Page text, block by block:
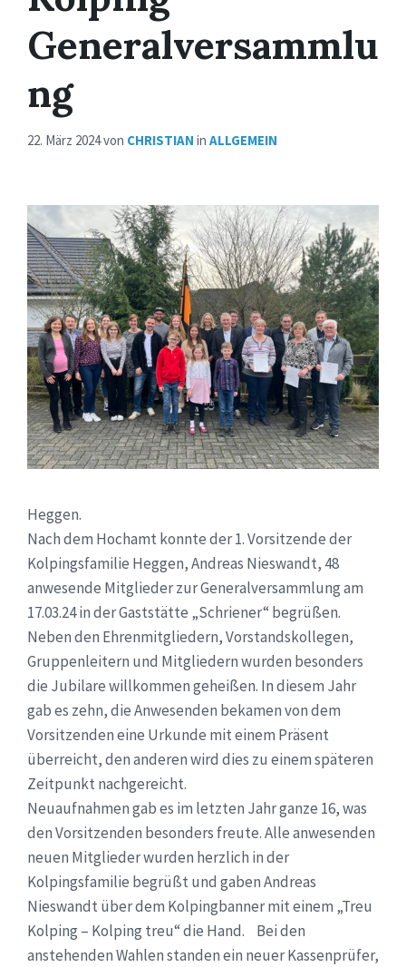
Generalversammlu
ng
22. März 2024von CHRISTIAN in ALLGEMEIN
Heggen.
Nach dem Hochamt konnte der 1. Vorsitzende der
Kolpingsfamilie Heggen, Andreas Nieswandt, 48
anwesende Mitglieder zur Generalversammlung am
17.03.24 in der Gaststätte „Schriener“ begrüßen.
Neben den Ehrenmitgliedern, Vorstandskollegen,
Gruppenleitern und Mitgliedern wurden besonders
die Jubilare willkommen geheißen. In diesem Jahr
gab es zehn, die Anwesenden bekamen von dem
Vorsitzenden eine Urkunde mit einem Präsent
überreicht, den anderen wird dies zu einem späteren
Zeitpunkt nachgereicht.
Neuaufnahmen gab es im letzten Jahr ganze 16, was
den Vorsitzenden besonders freute. Alle anwesenden
neuen Mitglieder wurden herzlich in der
Kolpingsfamilie begrüßt und gaben Andreas
Nieswandt über dem Kolpingbanner mit einem „Treu
Kolping – Kolping treu“ die Hand. Bei den
anstehenden Wahlen standen ein neuer Kassenprüfer,